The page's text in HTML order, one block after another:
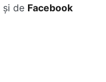
și de Facebook